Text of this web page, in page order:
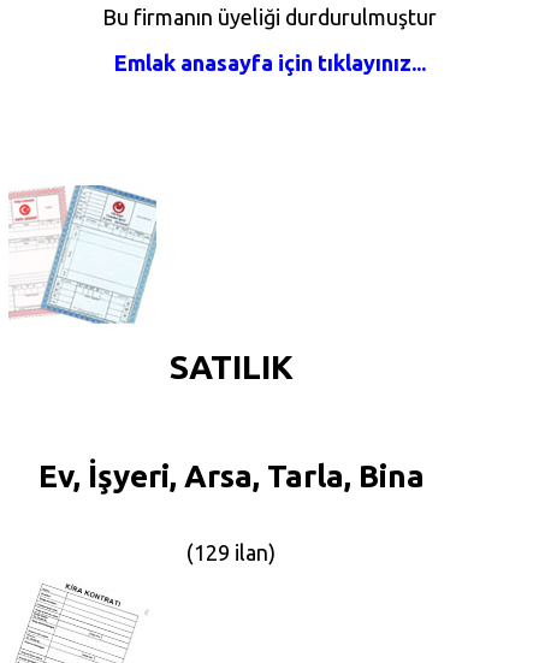
Bu firmanın üyeliği durdurulmuştur
Emlak anasayfa için tıklayınız...
SATILIK
Ev, İşyeri, Arsa, Tarla, Bina
(129 ilan)